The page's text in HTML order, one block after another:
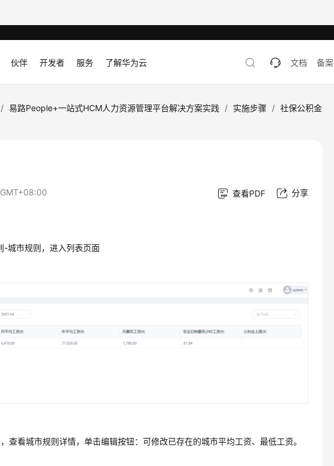
伙伴 开发者 服务 了解华为云 文档 备案
/ 易路People+一站式HCM人力资源管理平台解决方案实践 / 实施步骤 / 社保公积金
查看PDF 分享
-城市规则，进入列表页面
查看城市规则详情，单击编辑按钮：可修改已存在的城市平均工资、最低工资。